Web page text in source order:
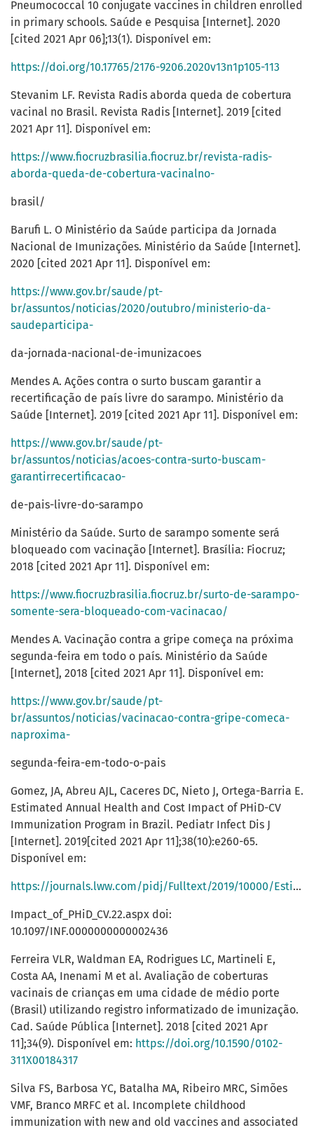
Pneumococcal 10 conjugate vaccines in children enrolled
in primary schools. Saúde e Pesquisa [Internet]. 2020
[cited 2021 Apr 06];13(1). Disponível em:
https://doi.org/10.17765/2176-9206.2020v13n1p105-113
Stevanim LF. Revista Radis aborda queda de cobertura
vacinal no Brasil. Revista Radis [Internet]. 2019 [cited
2021 Apr 11]. Disponível em:
https://www.fiocruzbrasilia.fiocruz.br/revista-radis-
aborda-queda-de-cobertura-vacinalno-
brasil/
Barufi L. O Ministério da Saúde participa da Jornada
Nacional de Imunizações. Ministério da Saúde [Internet].
2020 [cited 2021 Apr 11]. Disponível em:
https://www.gov.br/saude/pt-
br/assuntos/noticias/2020/outubro/ministerio-da-
saudeparticipa-
da-jornada-nacional-de-imunizacoes
Mendes A. Ações contra o surto buscam garantir a
recertificação de país livre do sarampo. Ministério da
Saúde [Internet]. 2019 [cited 2021 Apr 11]. Disponível em:
https://www.gov.br/saude/pt-
br/assuntos/noticias/acoes-contra-surto-buscam-
garantirrecertificacao-
de-pais-livre-do-sarampo
Ministério da Saúde. Surto de sarampo somente será
bloqueado com vacinação [Internet]. Brasília: Fiocruz;
2018 [cited 2021 Apr 11]. Disponível em:
https://www.fiocruzbrasilia.fiocruz.br/surto-de-sarampo-
somente-sera-bloqueado-com-vacinacao/
Mendes A. Vacinação contra a gripe começa na próxima
segunda-feira em todo o país. Ministério da Saúde
[Internet], 2018 [cited 2021 Apr 11]. Disponível em:
https://www.gov.br/saude/pt-
br/assuntos/noticias/vacinacao-contra-gripe-comeca-
naproxima-
segunda-feira-em-todo-o-pais
Gomez, JA, Abreu AJL, Caceres DC, Nieto J, Ortega-Barria E.
Estimated Annual Health and Cost Impact of PHiD-CV
Immunization Program in Brazil. Pediatr Infect Dis J
[Internet]. 2019[cited 2021 Apr 11];38(10):e260-65.
Disponível em:
https://journals.lww.com/pidj/Fulltext/2019/10000/Estimated_Annual_Health_and_Cost_
Impact_of_PHiD_CV.22.aspx doi:
10.1097/INF.0000000000002436
Ferreira VLR, Waldman EA, Rodrigues LC, Martineli E,
Costa AA, Inenami M et al. Avaliação de coberturas
vacinais de crianças em uma cidade de médio porte
(Brasil) utilizando registro informatizado de imunização.
Cad. Saúde Pública [Internet]. 2018 [cited 2021 Apr
11];34(9). Disponível em: https://doi.org/10.1590/0102-
311X00184317
Silva FS, Barbosa YC, Batalha MA, Ribeiro MRC, Simões
VMF, Branco MRFC et al. Incomplete childhood
immunization with new and old vaccines and associated